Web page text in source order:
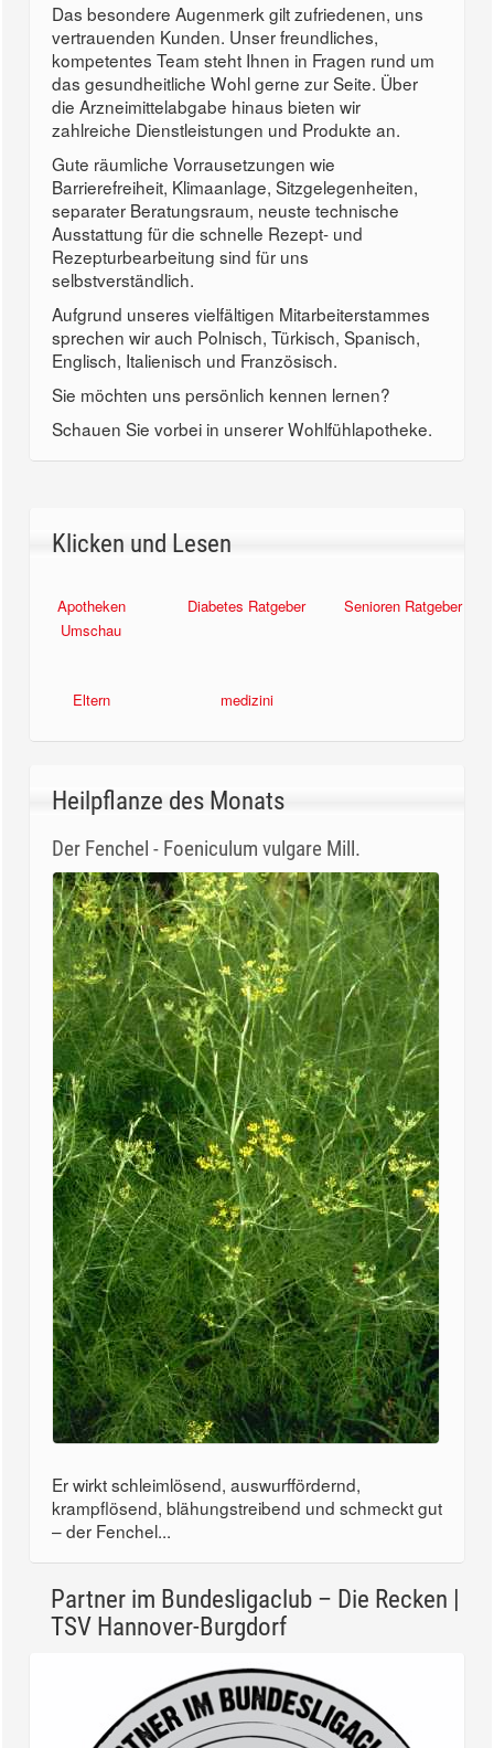
Das besondere Augenmerk gilt zufriedenen, uns
vertrauenden Kunden. Unser freundliches,
kompetentes Team steht Ihnen in Fragen rund um
das gesundheitliche Wohl gerne zur Seite. Über
die Arzneimittelabgabe hinaus bieten wir
zahlreiche Dienstleistungen und Produkte an.
Gute räumliche Vorrausetzungen wie
Barrierefreiheit, Klimaanlage, Sitzgelegenheiten,
separater Beratungsraum, neuste technische
Ausstattung für die schnelle Rezept- und
Rezepturbearbeitung sind für uns
selbstverständlich.
Aufgrund unseres vielfältigen Mitarbeiterstammes
sprechen wir auch Polnisch, Türkisch, Spanisch,
Englisch, Italienisch und Französisch.
Sie möchten uns persönlich kennen lernen?
Schauen Sie vorbei in unserer Wohlfühlapotheke.
Klicken und Lesen
Apotheken
Umschau
Diabetes Ratgeber Senioren Ratgeber
Eltern medizini
Heilpflanze des Monats
Der Fenchel - Foeniculum vulgare Mill.
Er wirkt schleimlösend, auswurffördernd,
krampflösend, blähungstreibend und schmeckt gut
– der Fenchel...
Partner im Bundesligaclub – Die Recken |
TSV Hannover-Burgdorf